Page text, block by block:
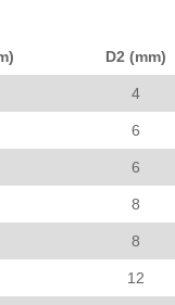
D2 (mm)
4
6
6
8
8
12